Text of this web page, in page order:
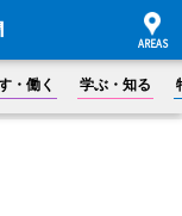
・働く 学ぶ・知る